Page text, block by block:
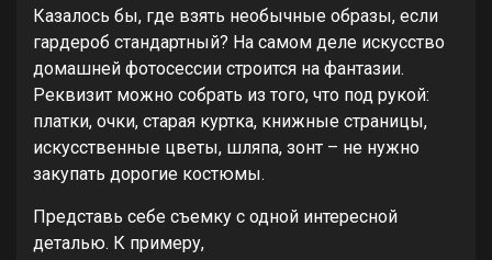
Казалось бы, где взять необычные образы, если
гардероб стандартный? На самом деле искусство
домашней фотосессии строится на фантазии.
Реквизит можно собрать из того, что под рукой:
платки, очки, старая куртка, книжные страницы,
искусственные цветы, шляпа, зонт – не нужно
закупать дорогие костюмы.
Представь себе съемку с одной интересной
деталью. К примеру,